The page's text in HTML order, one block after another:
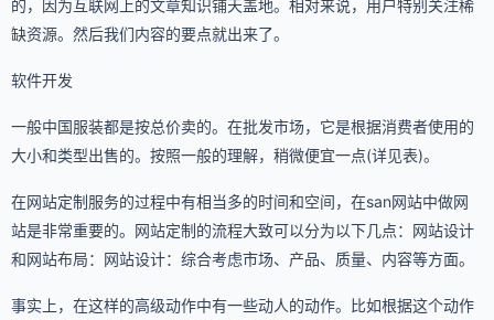
的，因为互联网上的文章知识铺天盖地。相对来说，用户特别关注稀
缺资源。然后我们内容的要点就出来了。
软件开发
一般中国服装都是按总价卖的。在批发市场，它是根据消费者使用的
大小和类型出售的。按照一般的理解，稍微便宜一点(详见表)。
在网站定制服务的过程中有相当多的时间和空间，在san网站中做网
站是非常重要的。网站定制的流程大致可以分为以下几点：网站设计
和网站布局：网站设计：综合考虑市场、产品、质量、内容等方面。
事实上，在这样的高级动作中有一些动人的动作。比如根据这个动作